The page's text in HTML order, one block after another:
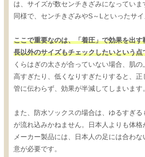
は、サイズが数センチきざみになっていま
同様で、センチきざみやS～Lといったサイ
ここで重要なのは、「着圧」で効果を出
長以外のサイズもチェックしたいという点
くらはぎの太さが合っていない場合、肌
高すぎたり、低くなりすぎたりすると、正
管に伝わらず、効果が半減してしまいます。
また、防水ソックスの場合は、ゆるすぎ
が流れ込みかねません。日本人よりも体
メーカー製品には、日本人の足には合わ
意が必要です。